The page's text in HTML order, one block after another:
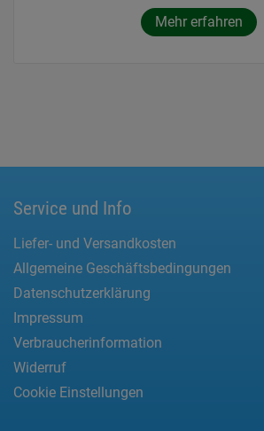
Mehr erfahren
Service und Info
Liefer- und Versandkosten
Allgemeine Geschäftsbedingungen
Datenschutzerklärung
Impressum
Verbraucherinformation
Widerruf
Cookie Einstellungen